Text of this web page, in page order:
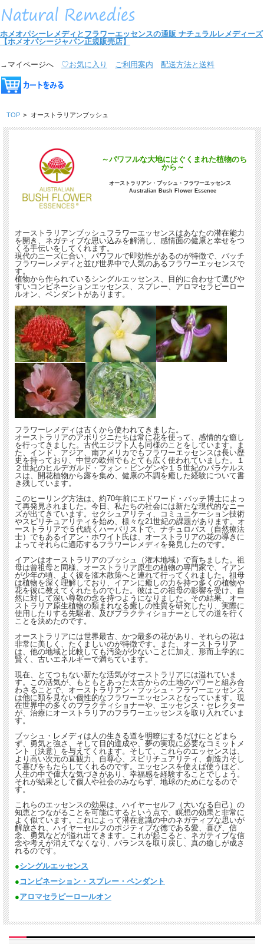
ホメオパシーレメディとフラワーエッセンスの通販 ナチュラルレメディーズ
【ホメオパシージャパン正規販売店】
→マイページへ ♡お気に入り ご利用案内 配送方法と送料
TOP > オーストラリアンブッシュ
～パワフルな大地にはぐくまれた植物のち
から～
オーストラリアン・ブッシュ・フラワーエッセンス
Australian Bush Flower Essence
オーストラリアンブッシュフラワーエッセンスはあなたの潜在能力
を開き、ネガティブな思い込みを解消し、感情面の健康と幸せをつ
くる手伝いをしてくれます。
現代のニーズに合い、パワフルで即効性があるのが特徴で、バッチ
フラワーレメディと並び世界中で人気のあるフラワーエッセンスで
す。
植物から作られているシングルエッセンス、目的に合わせて選びや
すいコンビネーションエッセンス、スプレー、アロマセラピーロー
ルオン、ペンダントがあります。
フラワーレメディは古くから使われてきました。
オーストラリアのアボリジニたちは常に花を使って、感情的な癒し
を行ってきました。古代エジプト人も同様のことをしています。ま
た、インド、アジア、南アメリカでもフラワーエッセンスは長い歴
史を持っており、中世の欧州でもとても広く使われていました。１
２世紀のヒルデガルド・フォン・ビンゲンや１５世紀のパラケルス
スは、開花植物から露を集め、健康の不調を癒した経験について書
き残しています。
このヒーリング方法は、約70年前にエドワード・バッチ博士によっ
て再発見されました。今日、私たちの社会には新たな現代的なニー
ズが出てきています。セクシュアリティ、コミュニケーション技術
やスピリチュアリティを始め、様々な21世紀の課題があります。オ
ーストラリアで５代続くハーバリストで、ナチュロパス（自然療法
士）でもあるイアン・ホワイト氏は、オーストラリアの花の導きに
よってそれらに適応するフラワーレメディを発見したのです。
イアンはオーストラリアのブッシュ（潅木地域）で育ちました。祖
母は曾祖母と同様、オーストラリア原生の植物の専門家で、イアン
が少年の頃、よく彼を潅木散策へと連れて行ってくれました。祖母
は植物を深く理解しており、イアンに癒しの力を持つ多くの植物や
花を彼に教えてくれたものでした。彼はこの祖母の影響を受け、自
然に対して深い尊敬の念を持つようになりました。その結果、オー
ストラリア原生植物の類まれなる癒しの性質を研究したり、実際に
使用したりする先駆者、及びプラクティショナーとしての道を行く
ことを決めたのです。
オーストラリアには世界最古、かつ最多の花があり、それらの花は
非常に美しく、たくましいのが特徴です。また、オーストラリア
は、他の地域と比較しても汚染が少ないことに加え、形而上学的に
賢く、古いエネルギーで満ちています。
現在、とてつもない新たな活気がオーストラリアには溢れていま
す。この活気が、もともとあった太古からの土地のパワーと組み合
わさることで、オーストラリアン・ブッシュ・フラワーエッセンス
は他に類を見ない個性的なフラワーエッセンスとなっています。現
在世界中の多くのプラクティショナーや、エッセンス・セレクター
が、治療にオーストラリアのフラワーエッセンスを取り入れていま
す。
ブッシュ・レメディは人の生きる道を明瞭にするだけにとどまら
ず、勇気と強さ、そして目的達成や、夢の実現に必要なコミットメ
ント（決意）を与えてくれます。そして、これらのエッセンスは、
より高い次元の直観力、自尊心、スピリチュアリティ、創造力そし
て喜びをもたらしてくれるのです。エッセンスを使えば使うほど、
人生の中で偉大な気づきがあり、幸福感を経験することでしょう。
それが結果として個人や社会のみならず、地球のためになるので
す。
これらのエッセンスの効果は、ハイヤーセルフ（大いなる自己）の
知恵とつながることを可能にするという点で、瞑想の効果と非常に
よく似ています。これによって潜在意識の中のネガティブな思いが
解放され、ハイヤーセルフのポジティブな徳である愛、喜び、信
念、勇気などが溢れ出てきます。これが起こると、ネガティブな信
念や考えが消えてなくなり、バランスを取り戻し、真の癒しが成さ
れるのです。
●シングルエッセンス
● コンビネーション・スプレー・ペンダント
●アロマセラピーロールオン